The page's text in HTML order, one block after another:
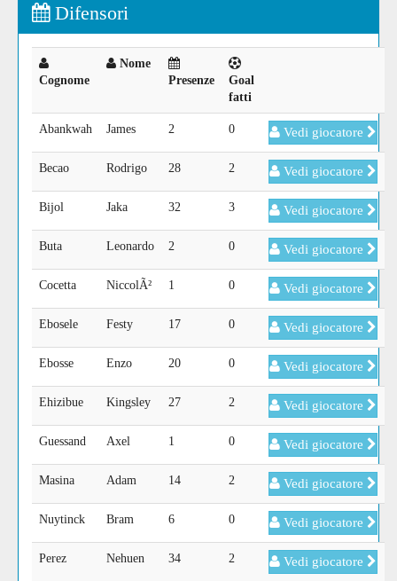
Difensori
Cognome
Nome
Presenze
Goal
fatti
Abankwah James 2 0 Vedi giocatore
Becao Rodrigo 28 2 Vedi giocatore
Bijol Jaka 32 3 Vedi giocatore
Buta Leonardo 2 0 Vedi giocatore
Cocetta NiccolÃ² 1 0 Vedi giocatore
Ebosele Festy 17 0 Vedi giocatore
Ebosse Enzo 20 0 Vedi giocatore
Ehizibue Kingsley 27 2 Vedi giocatore
Guessand Axel 1 0 Vedi giocatore
Masina Adam 14 2 Vedi giocatore
Nuytinck Bram 6 0 Vedi giocatore
Perez Nehuen 34 2 Vedi giocatore